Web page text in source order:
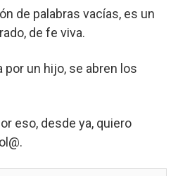
de palabras vacías, es un
de fe viva.
por un hijo, se abren los
eso, desde ya, quiero